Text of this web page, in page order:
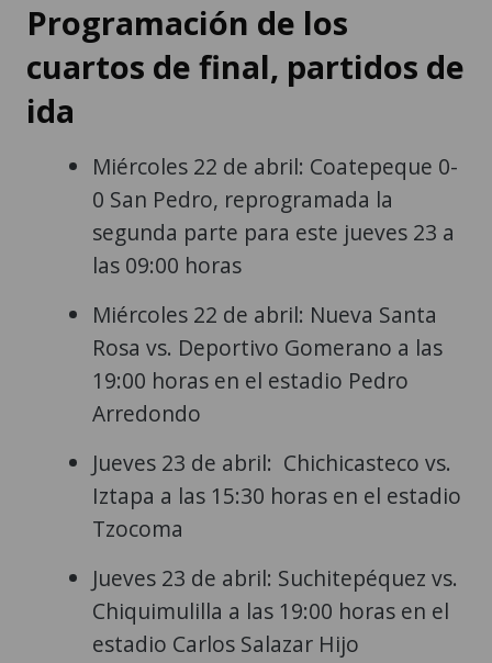
Programación de los
cuartos de final, partidos de
ida
Miércoles 22 de abril: Coatepeque 0-
0 San Pedro, reprogramada la
segunda parte para este jueves 23 a
las 09:00 horas
Miércoles 22 de abril: Nueva Santa
Rosa vs. Deportivo Gomerano a las
19:00 horas en el estadio Pedro
Arredondo
Jueves 23 de abril: Chichicasteco vs.
Iztapa a las 15:30 horas en el estadio
Tzocoma
Jueves 23 de abril: Suchitepéquez vs.
Chiquimulilla a las 19:00 horas en el
estadio Carlos Salazar Hijo